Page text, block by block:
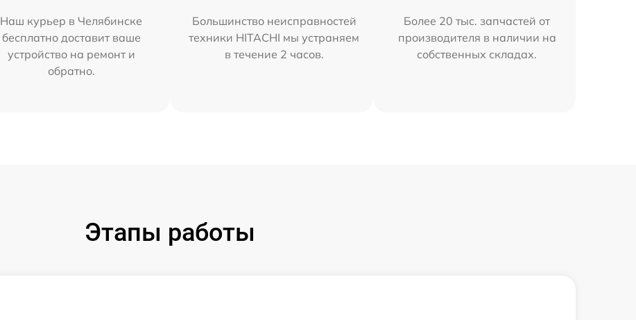
Наш курьер в Челябинске
бесплатно доставит ваше
устройство на ремонт и
обратно.
Большинство неисправностей
техники HITACHI мы устраняем
в течение 2 часов.
Более 20 тыс. запчастей от
производителя в наличии на
собственных складах.
Этапы работы